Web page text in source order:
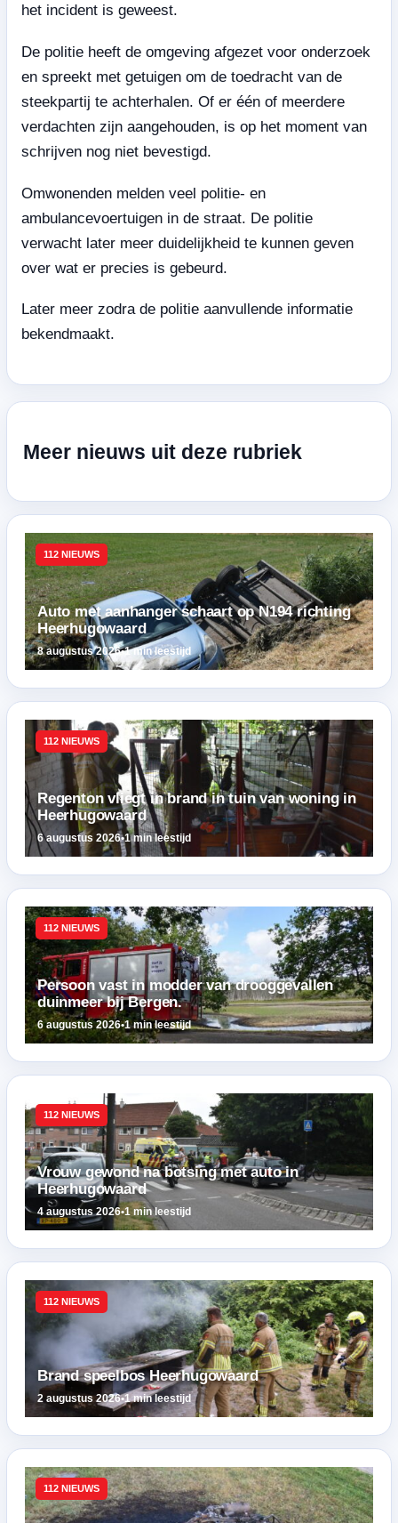
het incident is geweest.
De politie heeft de omgeving afgezet voor onderzoek
en spreekt met getuigen om de toedracht van de
steekpartij te achterhalen. Of er één of meerdere
verdachten zijn aangehouden, is op het moment van
schrijven nog niet bevestigd.
Omwonenden melden veel politie- en
ambulancevoertuigen in de straat. De politie
verwacht later meer duidelijkheid te kunnen geven
over wat er precies is gebeurd.
Later meer zodra de politie aanvullende informatie
bekendmaakt.
Meer nieuws uit deze rubriek
112 NIEUWS
Auto met aanhanger schaart op N194 richting
Heerhugowaard
8 augustus 2026•1 min leestijd
112 NIEUWS
Regenton vliegt in brand in tuin van woning in
Heerhugowaard
6 augustus 2026•1 min leestijd
112 NIEUWS
Persoon vast in modder van drooggevallen
duinmeer bij Bergen.
6 augustus 2026•1 min leestijd
112 NIEUWS
Vrouw gewond na botsing met auto in
Heerhugowaard
4 augustus 2026•1 min leestijd
112 NIEUWS
Brand speelbos Heerhugowaard
2 augustus 2026•1 min leestijd
112 NIEUWS